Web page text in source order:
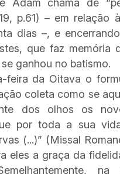
p.61) – em relação
dias –, e
que faz memória
ganhou no batismo.
feira da Oitava o
coleta como se
dos olhos os
por toda a sua
(...)” (Missal
eles a graça da